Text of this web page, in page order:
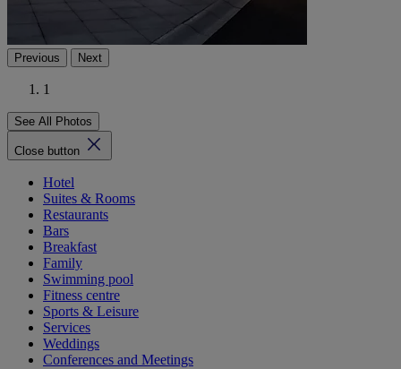
Previous Next
1
See All Photos
Close button
Hotel
Suites & Rooms
Restaurants
Bars
Breakfast
Family
Swimming pool
Fitness centre
Sports & Leisure
Services
Weddings
Conferences and Meetings